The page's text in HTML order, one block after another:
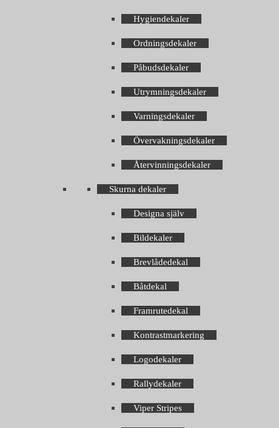
Hygiendekaler
Ordningsdekaler
Påbudsdekaler
Utrymningsdekaler
Varningsdekaler
Övervakningsdekaler
Återvinningsdekaler
Skurna dekaler
Designa själv
Bildekaler
Brevlådedekal
Båtdekal
Framrutedekal
Kontrastmarkering
Logodekaler
Rallydekaler
Viper Stripes